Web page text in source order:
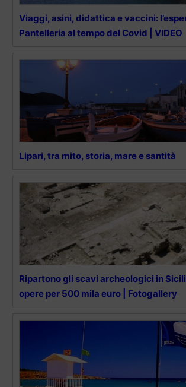
Viaggi, asini, didattica e vaccini:
Pantelleria al tempo del Covid | VIDEO
Lipari, tra mito, storia, mare e santità
Ripartono gli scavi archeologici in
opere per 500 mila euro | Fotogallery